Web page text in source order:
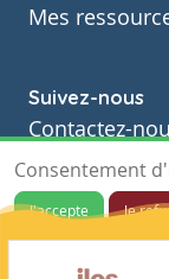
Mes
Suivez-nous
Contactez-
Soutien
Notre page
S'inscrire
Consentement
J'accepte
Je
Notre site sauvegarde
de vous garantir de